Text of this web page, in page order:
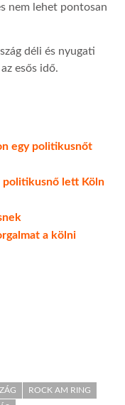
nem lehet pontosan
déli és nyugati
esős idő.
egy politikusnőt
politikusnő lett Köln
a kölni
ROCK AM RING